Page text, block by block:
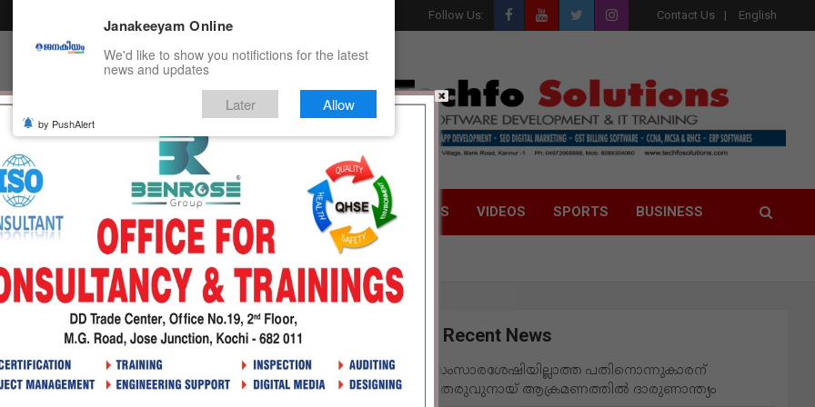
Follow Us: Contact Us English
HEALTH EDUCATION POLITICS VIDEOS SPORTS BUSINESS
പാര്‍ട്ടി രൂപീകരിക്കാൻ ശ്രമിക്കുന്നതായി സൂചനകൾ
Recent News
സംസാരശേഷിയില്ലാത്ത പതിനൊന്നുകാരന്
തെരുവുനായ് ആക്രമണത്തില്‍ ദാരുണാന്ത്യം
Janakeeyam Online
We'd like to show you notifictions for the latest
news and updates
Later Allow
by PushAlert